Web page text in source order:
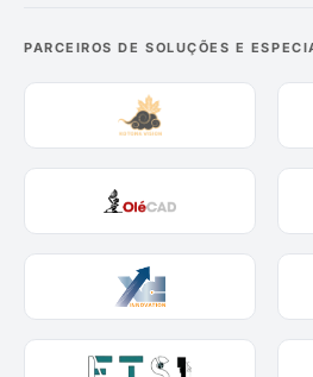
PARCEIROS DE SOLUÇÕES E